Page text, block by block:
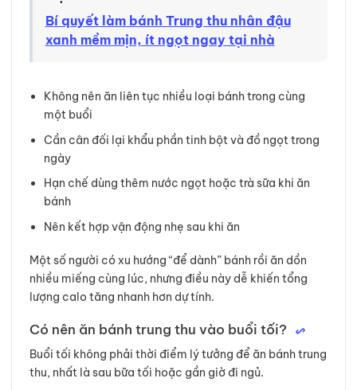
Bí quyết làm bánh Trung thu nhân đậu
xanh mềm mịn, ít ngọt ngay tại nhà
Không nên ăn liên tục nhiều loại bánh trong cùng
một buổi
Cần cân đối lại khẩu phần tinh bột và đồ ngọt trong
ngày
Hạn chế dùng thêm nước ngọt hoặc trà sữa khi ăn
bánh
Nên kết hợp vận động nhẹ sau khi ăn
Một số người có xu hướng “để dành” bánh rồi ăn dồn
nhiều miếng cùng lúc, nhưng điều này dễ khiến tổng
lượng calo tăng nhanh hơn dự tính.
Có nên ăn bánh trung thu vào buổi tối?
Buổi tối không phải thời điểm lý tưởng để ăn bánh trung
thu, nhất là sau bữa tối hoặc gần giờ đi ngủ.